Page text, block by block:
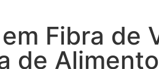
Fibra de
de